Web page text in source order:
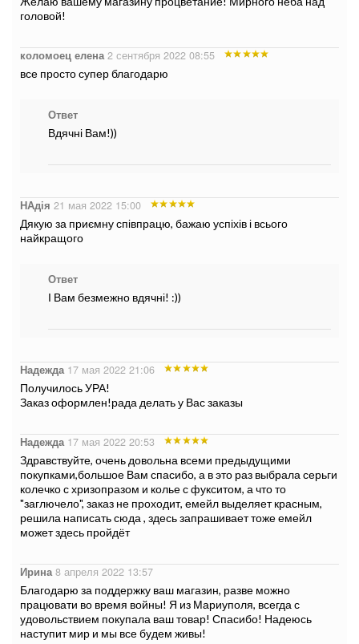
головой!
коломоец елена 2 сентября 2022 08:55
все просто супер благодарю
Ответ
Вдячні Вам!))
НАдія 21 мая 2022 15:00
Дякую за приємну співпрацю, бажаю успіхів і всього
найкращого
Ответ
І Вам безмежно вдячні! :))
Надежда 17 мая 2022 21:06
Получилось УРА!
Заказ оформлен!рада делать у Вас заказы
Надежда 17 мая 2022 20:53
Здравствуйте, очень довольна всеми предыдущими
покупками,большое Вам спасибо, а в это раз выбрала серьги
колечко с хризопразом и колье с фукситом, а что то
"заглючело", заказ не проходит, емейл выделяет красным,
решила написать сюда , здесь запрашивает тоже емейл
может здесь пройдёт
Ирина 8 апреля 2022 13:57
Благодарю за поддержку ваш магазин, разве можно
працювати во время войны! Я из Мариуполя, всегда с
удовольствием покупала ваш товар! Спасибо! Надеюсь
наступит мир и мы все будем живы!